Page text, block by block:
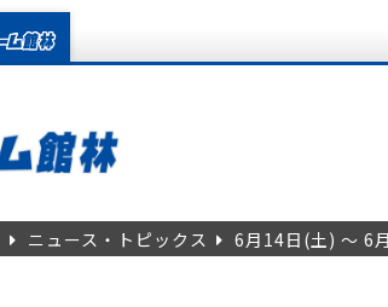
ニュース・トピックス 6月14日(土) ～ 6